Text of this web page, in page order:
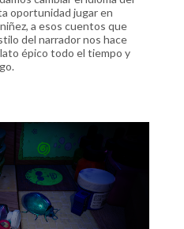
oportunidad jugar en
a esos cuentos que
del narrador nos hace
épico todo el tiempo y